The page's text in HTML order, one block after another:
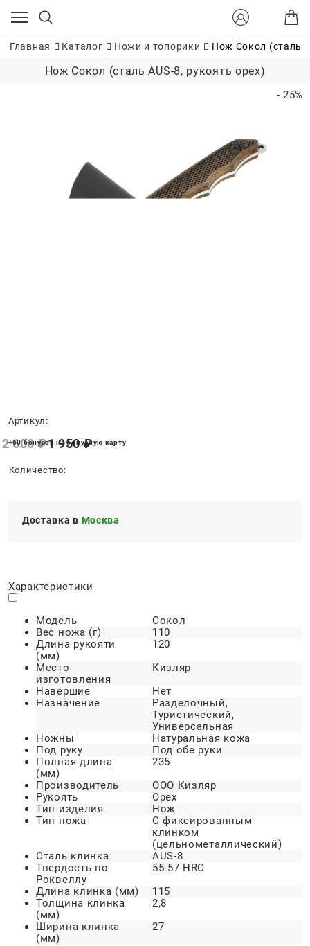
Главная Каталог Ножи и топорики Нож Сокол (сталь
Нож Сокол (сталь AUS-8, рукоять орех)
- 25%
Артикул:
2 600 ₽1 950 ₽
+60 бонусов на бонусную карту
Количество:
Доставка в Москва
Характеристики
Модель
Сокол
Вес ножа (г)
110
Длина рукояти
(мм)
120
Место
изготовления
Кизляр
Навершие
Нет
Назначение
Разделочный,
Туристический,
Универсальная
Ножны
Натуральная кожа
Под руку
Под обе руки
Полная длина
(мм)
235
Производитель
ООО Кизляр
Рукоять
Орех
Тип изделия
Нож
Тип ножа
С фиксированным
клинком
(цельнометаллический)
Сталь клинка
AUS-8
Твердость по
Роквеллу
55-57 HRC
Длина клинка (мм)
115
Толщина клинка
(мм)
2,8
Ширина клинка
(мм)
27